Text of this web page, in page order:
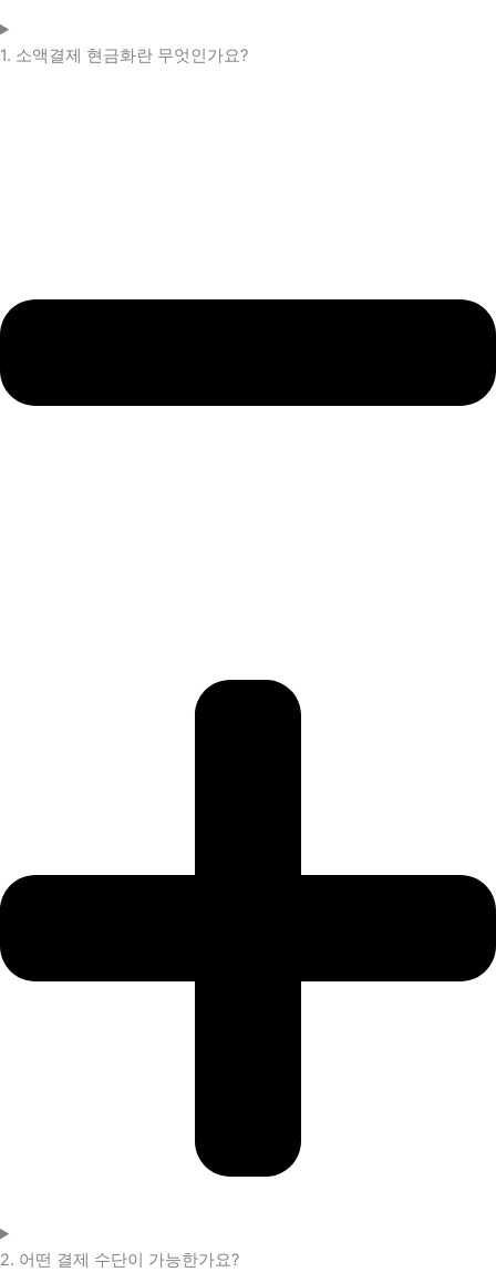
1. 소액결제 현금화란 무엇인가요?
2. 어떤 결제 수단이 가능한가요?